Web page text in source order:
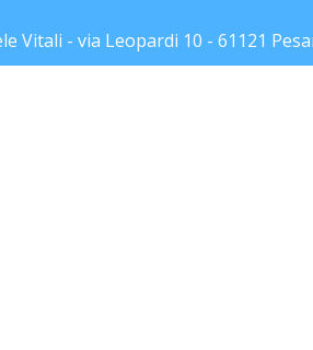
Vitali - via Leopardi 10 - 61121